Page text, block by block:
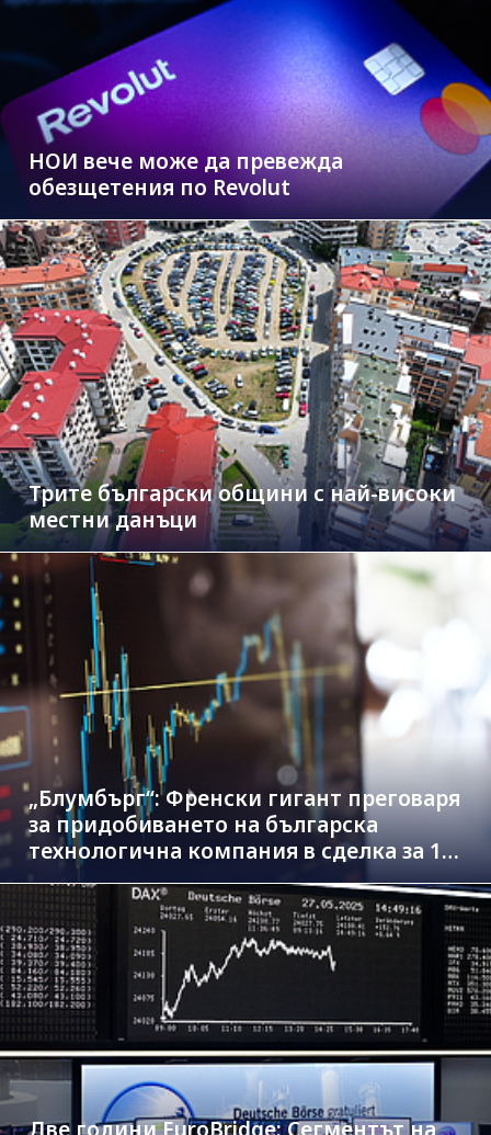
НОИ вече може да превежда
обезщетения по Revolut
Трите български общини с най-високи
местни данъци
„Блумбърг“: Френски гигант преговаря
за придобиването на българска
технологична компания в сделка за 1.3
млрд. евро